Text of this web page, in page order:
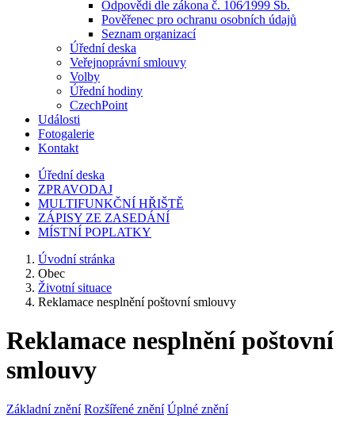
Odpovědi dle zákona č. 106⁄1999 Sb.
Pověřenec pro ochranu osobních údajů
Seznam organizací
Úřední deska
Veřejnoprávní smlouvy
Volby
Úřední hodiny
CzechPoint
Události
Fotogalerie
Kontakt
Úřední deska
ZPRAVODAJ
MULTIFUNKČNÍ HŘIŠTĚ
ZÁPISY ZE ZASEDÁNÍ
MÍSTNÍ POPLATKY
Úvodní stránka
Obec
Životní situace
Reklamace nesplnění poštovní smlouvy
Reklamace nesplnění poštovní
smlouvy
Základní znění Rozšířené znění Úplné znění